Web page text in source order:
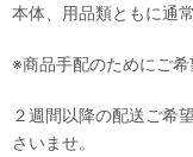
本体、用品類ともに通
※商品手配のためにご希
２週間以降の配送ご希
さいませ。